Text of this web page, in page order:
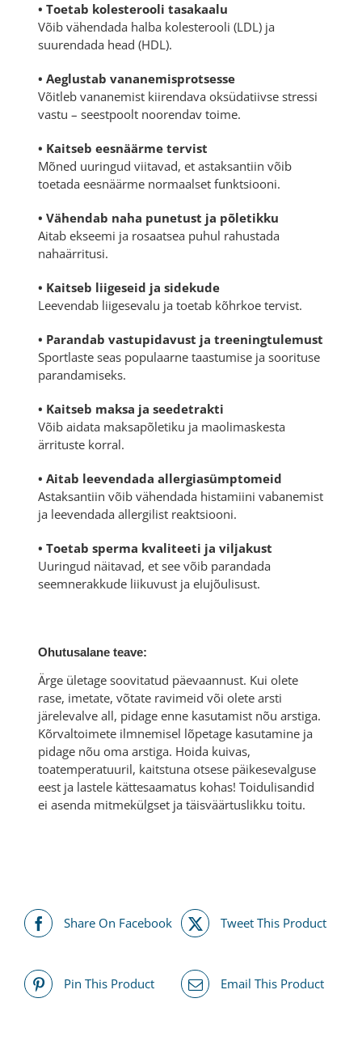
• Toetab kolesterooli tasakaalu
Võib vähendada halba kolesterooli (LDL) ja
suurendada head (HDL).
• Aeglustab vananemisprotsesse
Võitleb vananemist kiirendava oksüdatiivse stressi
vastu – seestpoolt noorendav toime.
• Kaitseb eesnäärme tervist
Mõned uuringud viitavad, et astaksantiin võib
toetada eesnäärme normaalset funktsiooni.
• Vähendab naha punetust ja põletikku
Aitab ekseemi ja rosaatsea puhul rahustada
nahaärritusi.
• Kaitseb liigeseid ja sidekude
Leevendab liigesevalu ja toetab kõhrkoe tervist.
• Parandab vastupidavust ja treeningtulemust
Sportlaste seas populaarne taastumise ja soorituse
parandamiseks.
• Kaitseb maksa ja seedetrakti
Võib aidata maksapõletiku ja maolimaskesta
ärrituste korral.
• Aitab leevendada allergiasümptomeid
Astaksantiin võib vähendada histamiini vabanemist
ja leevendada allergilist reaktsiooni.
• Toetab sperma kvaliteeti ja viljakust
Uuringud näitavad, et see võib parandada
seemnerakkude liikuvust ja elujõulisust.
Ohutusalane teave:
Ärge ületage soovitatud päevaannust. Kui olete
rase, imetate, võtate ravimeid või olete arsti
järelevalve all, pidage enne kasutamist nõu arstiga.
Kõrvaltoimete ilmnemisel lõpetage kasutamine ja
pidage nõu oma arstiga. Hoida kuivas,
toatemperatuuril, kaitstuna otsese päikesevalguse
eest ja lastele kättesaamatus kohas! Toidulisandid
ei asenda mitmekülgset ja täisväärtuslikku toitu.
Share On Facebook Tweet This Product
Pin This Product Email This Product